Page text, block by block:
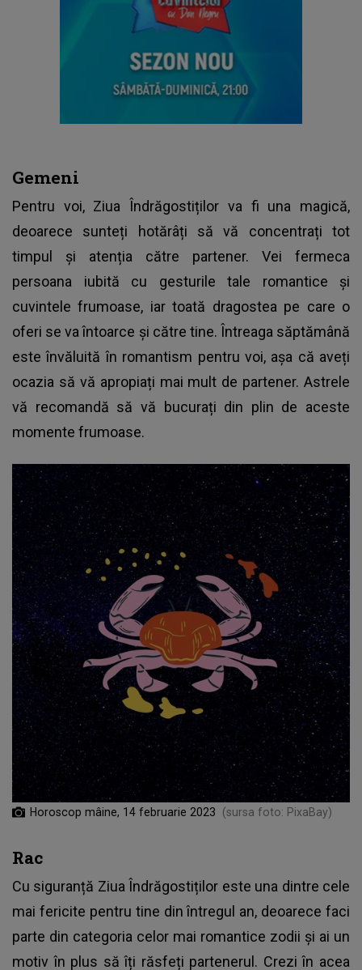
Gemeni
Pentru voi, Ziua Îndrăgostiților va fi una magică,
deoarece sunteți hotărâți să vă concentrați tot
timpul și atenția către partener. Vei fermeca
persoana iubită cu gesturile tale romantice și
cuvintele frumoase, iar toată dragostea pe care o
oferi se va întoarce și către tine. Întreaga săptămână
este învăluită în romantism pentru voi, așa că aveți
ocazia să vă apropiați mai mult de partener. Astrele
vă recomandă să vă bucurați din plin de aceste
momente frumoase.
Horoscop mâine, 14 februarie 2023 (sursa foto: PixaBay)
Rac
Cu siguranță Ziua Îndrăgostiților este una dintre cele
mai fericite pentru tine din întregul an, deoarece faci
parte din categoria celor mai romantice zodii și ai un
motiv în plus să îți răsfeți partenerul. Crezi în acea